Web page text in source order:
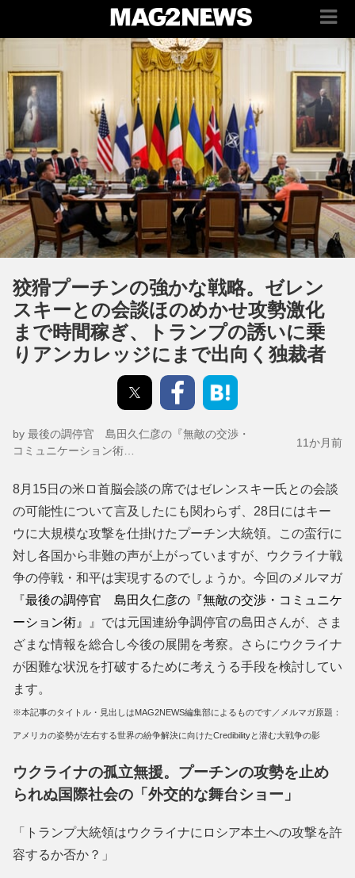
狡猾プーチンの強かな戦略。ゼレン
スキーとの会談ほのめかせ攻勢激化
まで時間稼ぎ、トランプの誘いに乗
りアンカレッジにまで出向く独裁者
by 最後の調停官 島田久仁彦の『無敵の交渉・
コミュニケーション術…
11か月前
8月15日の米ロ首脳会談の席ではゼレンスキー氏との会談
の可能性について言及したにも関わらず、28日にはキー
ウに大規模な攻撃を仕掛けたプーチン大統領。この蛮行に
対し各国から非難の声が上がっていますが、ウクライナ戦
争の停戦・和平は実現するのでしょうか。今回のメルマガ
『最後の調停官 島田久仁彦の『無敵の交渉・コミュニケ
ーション術』
』では元国連紛争調停官の島田さんが、さま
ざまな情報を総合し今後の展開を考察。さらにウクライナ
が困難な状況を打破するために考えうる手段を検討してい
ます。
※本記事のタイトル・見出しはMAG2NEWS編集部によるものです／メルマガ原題：
アメリカの姿勢が左右する世界の紛争解決に向けたCredibilityと潜む大戦争の影
ウクライナの孤立無援。プーチンの攻勢を止め
られぬ国際社会の「外交的な舞台ショー」
「トランプ大統領はウクライナにロシア本土への攻撃を許
容するか否か？」